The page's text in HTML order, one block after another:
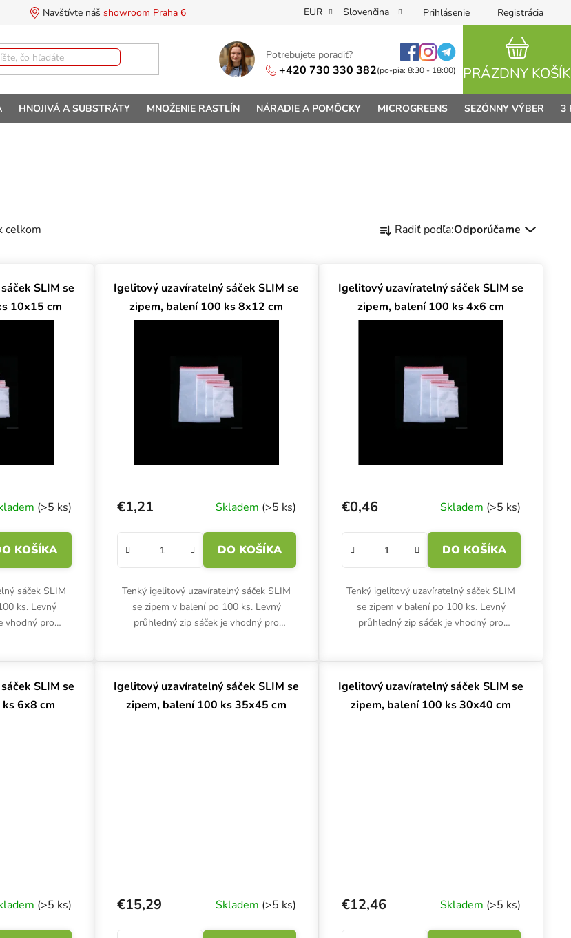
Navštívte náš showroom Praha 6 EUR Slovenčina Prihlásenie Registrácia
Potrebujete poradiť?
+420 730 330 382(po-pia: 8:30 - 18:00) PRÁZDNY KOŠÍK
HNOJIVÁ A SUBSTRÁTY MNOŽENIE RASTLÍN NÁRADIE A POMÔCKY MICROGREENS SEZÓNNY VÝBER
3
celkom Radenie produktov
Radiť podľa:Odporúčame
SLIM se
10x15 cm
(>5 ks)
KOŠÍKA
sáček SLIM
ks. Levný
vhodný pro
Igelitový uzavíratelný sáček SLIM se
zipem, balení 100 ks 8x12 cm
Skladem (>5 ks)
€1,21
DO KOŠÍKA
Tenký igelitový uzavíratelný sáček SLIM
se zipem v balení po 100 ks. Levný
průhledný zip sáček je vhodný pro
Igelitový uzavíratelný sáček SLIM se
zipem, balení 100 ks 4x6 cm
Skladem (>5 ks)
€0,46
DO KOŠÍKA
Tenký igelitový uzavíratelný sáček SLIM
se zipem v balení po 100 ks. Levný
průhledný zip sáček je vhodný pro
SLIM se
6x8 cm
(>5 ks)
Igelitový uzavíratelný sáček SLIM se
zipem, balení 100 ks 35x45 cm
Skladem (>5 ks)
€15,29
Igelitový uzavíratelný sáček SLIM se
zipem, balení 100 ks 30x40 cm
Skladem (>5 ks)
€12,46